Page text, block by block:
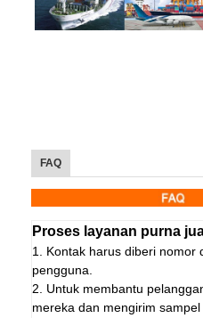
FAQ
Proses layanan purna
1. Kontak harus diberi nomor
pengguna.
2. Untuk membantu
mereka dan mengirim sampel